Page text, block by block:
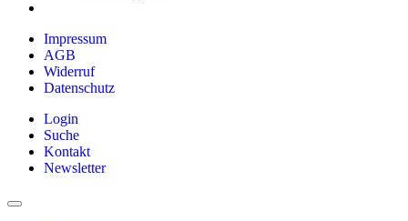
Impressum
AGB
Widerruf
Datenschutz
Login
Suche
Kontakt
Newsletter